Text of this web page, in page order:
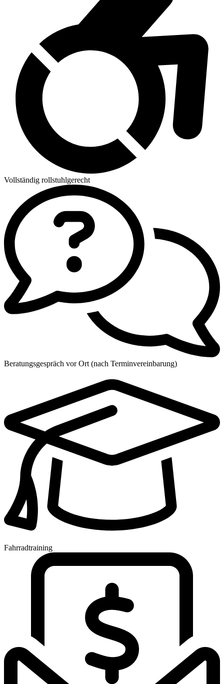
Vollständig rollstuhlgerecht
Beratungsgespräch vor Ort (nach Terminvereinbarung)
Fahrradtraining